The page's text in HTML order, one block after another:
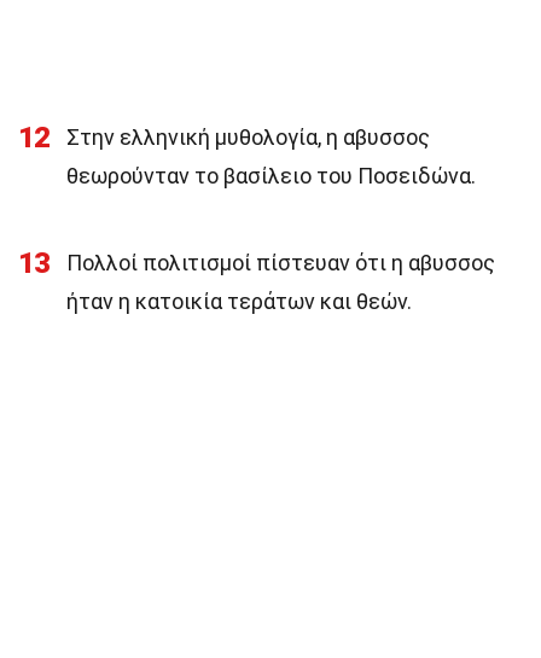
12
Στην ελληνική μυθολογία, η αβυσσος
θεωρούνταν το βασίλειο του Ποσειδώνα.
13
Πολλοί πολιτισμοί πίστευαν ότι η αβυσσος
ήταν η κατοικία τεράτων και θεών.